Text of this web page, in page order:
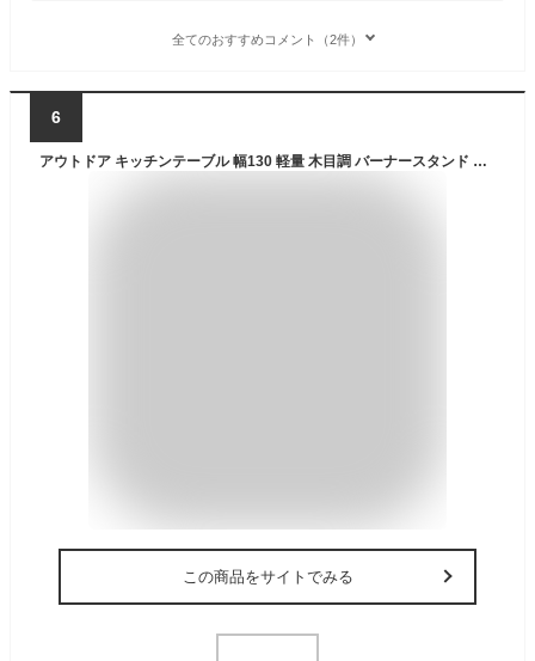
全てのおすすめコメント（2件）
6
アウトドア キッチンテーブル 幅130 軽量 木目調 バーナースタンド セット 高さ調節 レジャーテーブル 折りたたみテーブル ツールハンガー アウトドアテーブル アウトドア キャンプ テーブル 折りたたみ 木目 おしゃれ
この商品をサイトでみる